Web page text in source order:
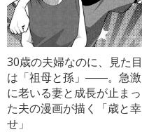
30歳の夫婦なのに、見た目
は「祖母と孫」――。急激
に老いる妻と成長が止まっ
た夫の漫画が描く「歳と幸
せ」